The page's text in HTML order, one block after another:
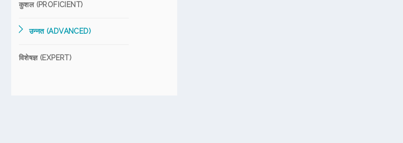
कुशल (PROFICIENT)
उन्नत (ADVANCED)
विशेषज्ञ (EXPERT)